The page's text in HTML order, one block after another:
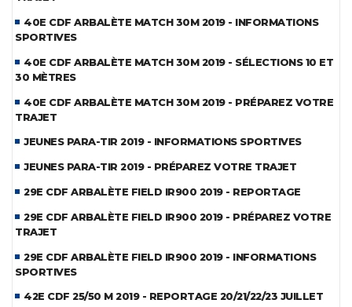
40E CDF ARBALÈTE MATCH 30M 2019 - INFORMATIONS
SPORTIVES
40E CDF ARBALÈTE MATCH 30M 2019 - SÉLECTIONS 10 ET
30 MÈTRES
40E CDF ARBALÈTE MATCH 30M 2019 - PRÉPAREZ VOTRE
TRAJET
JEUNES PARA-TIR 2019 - INFORMATIONS SPORTIVES
JEUNES PARA-TIR 2019 - PRÉPAREZ VOTRE TRAJET
29E CDF ARBALÈTE FIELD IR900 2019 - REPORTAGE
29E CDF ARBALÈTE FIELD IR900 2019 - PRÉPAREZ VOTRE
TRAJET
29E CDF ARBALÈTE FIELD IR900 2019 - INFORMATIONS
SPORTIVES
42E CDF 25/50 M 2019 - REPORTAGE 20/21/22/23 JUILLET